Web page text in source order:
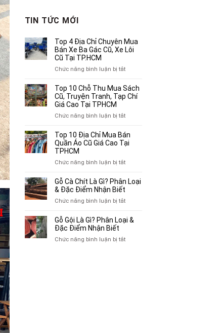
là:
3,800,000₫.
2,500,000₫.
TIN TỨC MỚI
Top 4 Địa Chỉ Chuyên Mua
Bán Xe Ba Gác Cũ, Xe Lôi
Cũ Tại TP.HCM
Chức năng bình luận bị tắtở
4
Địa
Xe
Ba
Cũ,
Lôi
Cũ
Tại
Top 10 Chỗ Thu Mua Sách
Cũ, Truyện Tranh, Tạp Chí
Giá Cao Tại TPHCM
Chức năng bình luận bị tắtở
10
Chỗ
Truyện
Tranh,
Tạp
Giá
Tại
Top 10 Địa Chỉ Mua Bán
Quần Áo Cũ Giá Cao Tại
TPHCM
Chức năng bình luận bị tắtở
10
Địa
Mua
Quần
Cũ
Gỗ Cà Chít Là Gì? Phân Loại
& Đặc Điểm Nhận Biết
Chức năng bình luận bị tắtở
Cà
Gì?
Gỗ Gội Là Gì? Phân Loại &
Đặc Điểm Nhận Biết
Chức năng bình luận bị tắtở